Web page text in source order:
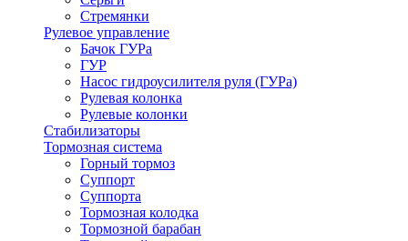
Стремянки
Рулевое управление
Бачок ГУРа
ГУР
Насос гидроусилителя руля (ГУРа)
Рулевая колонка
Рулевые колонки
Стабилизаторы
Тормозная система
Горный тормоз
Суппорт
Суппорта
Тормозная колодка
Тормозной барабан